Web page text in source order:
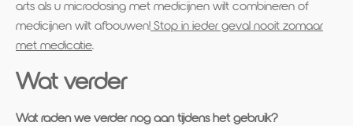
arts als u microdosing met medicijnen wilt combineren of
medicijnen wilt afbouwen! Stop in ieder geval nooit zomaar
met medicatie.
Wat verder
Wat raden we verder nog aan tijdens het gebruik?